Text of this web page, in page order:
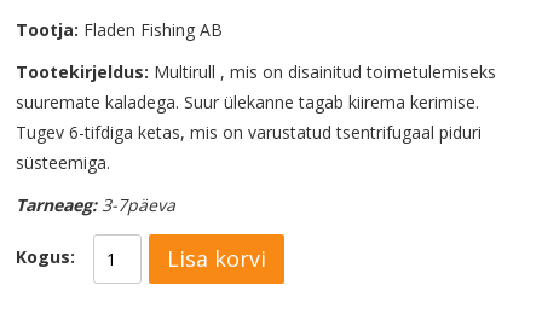
Tootja: Fladen Fishing AB
Tootekirjeldus: Multirull , mis on disainitud toimetulemiseks
suuremate kaladega. Suur ülekanne tagab kiirema kerimise.
Tugev 6-tifdiga ketas, mis on varustatud tsentrifugaal piduri
süsteemiga.
Tarneaeg:3-7päeva
Kogus: Lisa korvi